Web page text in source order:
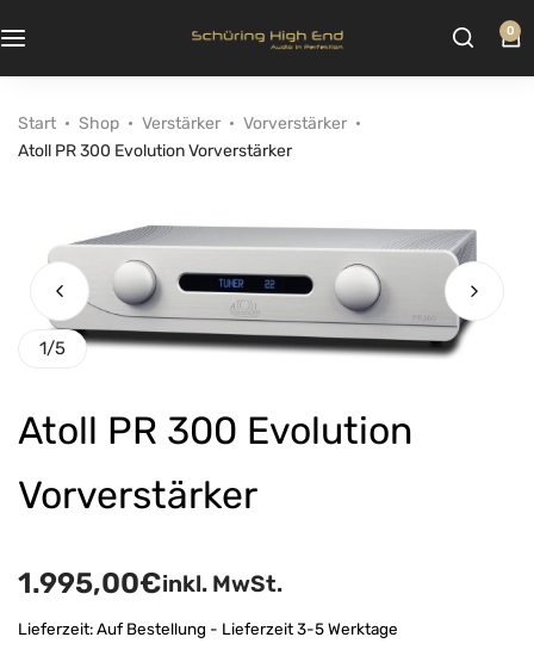
0
Start Shop Verstärker
Vorverstärker
Atoll PR 300 Evolution Vorverstärker
1/5
Atoll PR 300 Evolution
Vorverstärker
1.995,00€inkl. MwSt.
Lieferzeit:Auf Bestellung - Lieferzeit 3-5 Werktage